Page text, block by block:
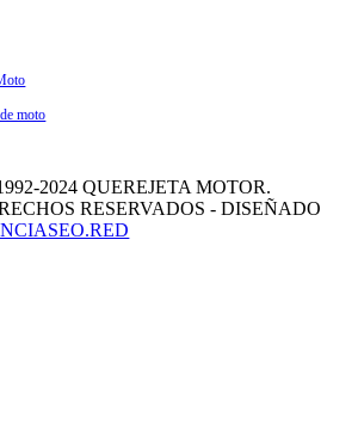
moto
2024 QUEREJETA MOTOR.
RESERVADOS - DISEÑADO